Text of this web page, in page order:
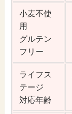
小麦不使
用
グルテン
フリー
ライフス
テージ
対応年齢